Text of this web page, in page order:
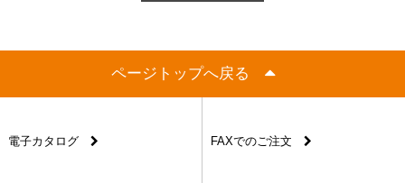
ページトップへ戻る
電子カタログ FAXでのご注文